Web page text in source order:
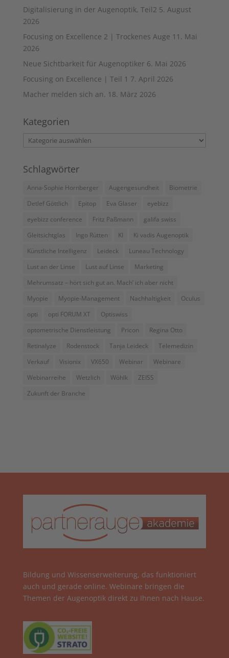
Digitalisierung in der Augenoptik, Teil2 5. August
2026
Focusing on Excellence 2 | Trockenes Auge 11. Mai
2026
Neue Sichtbarkeit für Augenoptiker 6. Mai 2026
Focusing on Excellence | Teil 1 7. April 2026
Macher melden sich an. 18. März 2026
Kategorien
Kategorien
Schlagwörter
Anna-Sophie Hornberger Augengesundheit
Biometrie
Detlef Göttlich
Epitop Eva Glaser
eyebizz
eyebizz conference
Fritz Paßmann
galifa swiss
Gleitsichtglas
Ingo Rütten KI
Ki vadis Augenoptik
Künstliche Intelligenz
Leideck
Luneau Technology
Lust an der Linse
Lust auf Linse
Marketing
Mehrumsatz – hört sich gut an. Mach’ ich aber nicht
Myopie
Myopie-Management Nachhaltigkeit
Oculus
opti
opti FORUM XT
Optiswiss
optometrische Dienstleistung
Pricon
Regina Otto
Retinalyze
Rodenstock Tanja Leideck
Telemedizin
Verkauf
Visionix VX650 Webinar
Webinare
Webinarreihe
Wetzlich Wöhlk
ZEISS
Zukunft der Branche
Bildung und Wissenserweiterung, das funktioniert
auch und gerade online. Webinare bringen die
Themen der Augenoptik direkt zu Ihnen nach Hause.